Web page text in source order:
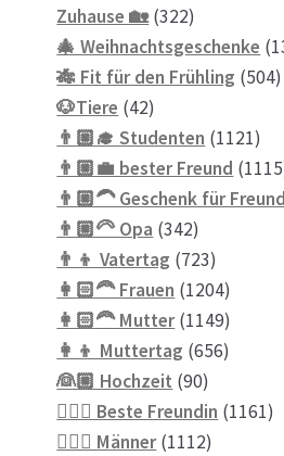
Zuhause 🏡 322322
Produkte
🎄 Weihnachtsgeschenke
🎋 Fit für den Frühling 504
🐶Tiere 4242
Produkte
👨🏼‍🎓 Studenten 11211121
👨🏼‍💼 bester Freund 1115
👨🏼‍🦱 Geschenk für Freund
👨🏼‍🦳 Opa 342342
Produkte
👨‍👦 Vatertag 723723
Produkte
👩🏻‍🦰 Frauen 12041204
👩🏻‍🦰 Mutter 11491149
👩‍👦 Muttertag 656656
👰🏼 Hochzeit 9090
Produkte
👱🏻‍♀️ Beste Freundin 1161
👱🏼‍♂️ Männer 11121112